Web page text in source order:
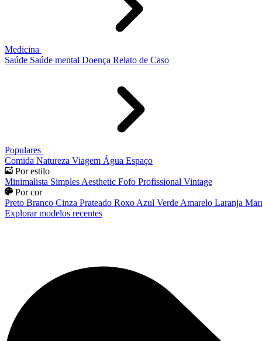
Medicina
Saúde Saúde mental Doença Relato de Caso
Populares
Comida Natureza Viagem Água Espaço
Por estilo
Minimalista Simples Aesthetic Fofo Profissional Vintage
Por cor
Preto Branco Cinza Prateado Roxo Azul Verde Amarelo Laranja
Explorar modelos recentes